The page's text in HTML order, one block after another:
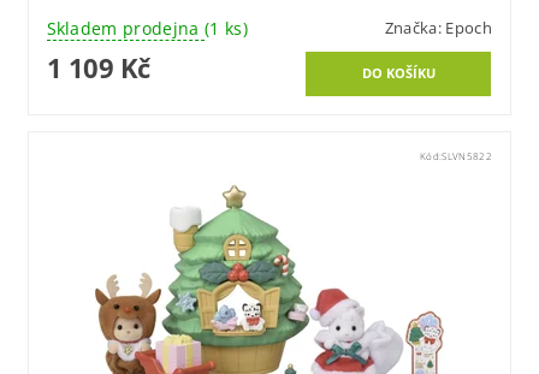
Skladem prodejna (1 ks) Značka: Epoch
1 109 Kč
Kód:SLVN5822